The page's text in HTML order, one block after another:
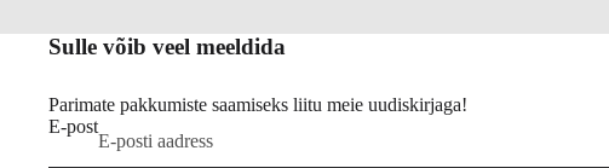
Sulle võib veel meeldida
Parimate pakkumiste saamiseks liitu meie uudiskirjaga!
E-post